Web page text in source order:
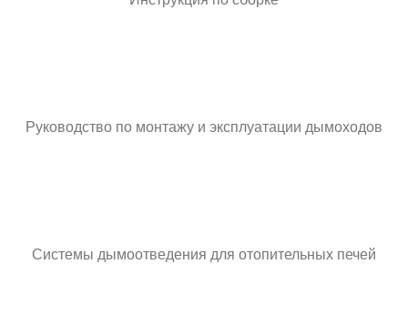
Руководство по монтажу и эксплуатации дымоходов
Системы дымоотведения для отопительных печей